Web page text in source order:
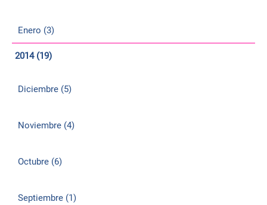
Enero (3)
2014 (19)
Diciembre (5)
Noviembre (4)
Octubre (6)
Septiembre (1)